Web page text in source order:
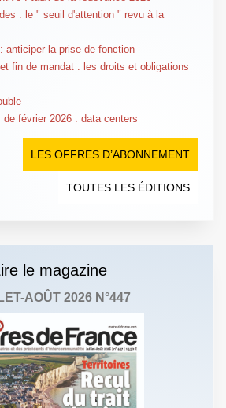
: le " seuil d'attention " revu à la
anticiper la prise de fonction
fin de mandat : les droits et obligations
février 2026 : data centers
LES OFFRES D’ABONNEMENT
TOUTES LES ÉDITIONS
le magazine
AOÛT 2026 N°447